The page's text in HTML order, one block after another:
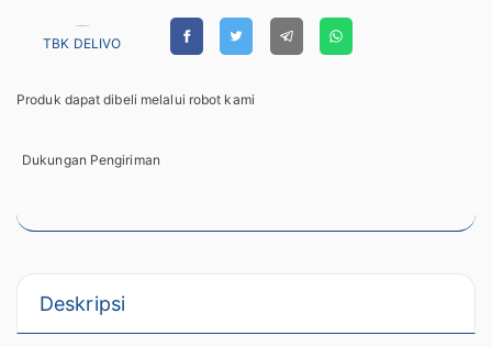
TBK DELIVO
Produk dapat dibeli melalui robot kami
Dukungan Pengiriman
Deskripsi